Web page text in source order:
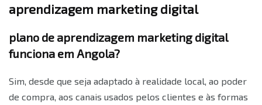
aprendizagem marketing digital
plano de aprendizagem marketing digital
funciona em Angola?
Sim, desde que seja adaptado à realidade local, ao poder
de compra, aos canais usados pelos clientes e às formas